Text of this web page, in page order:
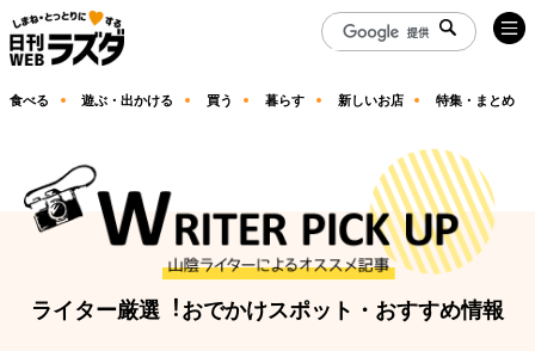
食べる 遊ぶ・出かける 買う 暮らす 新しいお店 特集・まとめ
ライター厳選︕おでかけスポット・おすすめ情報